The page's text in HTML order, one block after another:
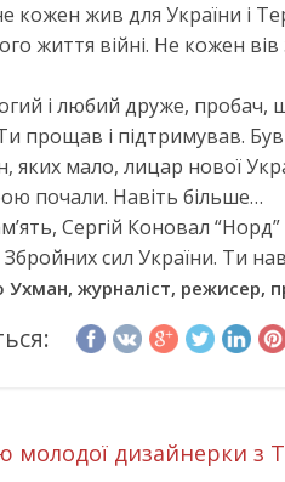
кожен жив для України і
життя війні. Не кожен
і любий друже, пробач,
прощав і підтримував.
яких мало, лицар нової
почали. Навіть більше…
Сергій Коновал
сил України. Ти
Ухман, журналіст, режисер,
молодої дизайнерки з